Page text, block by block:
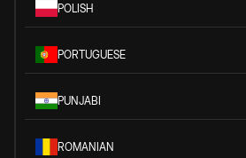
POLISH
PORTUGUESE
PUNJABI
ROMANIAN